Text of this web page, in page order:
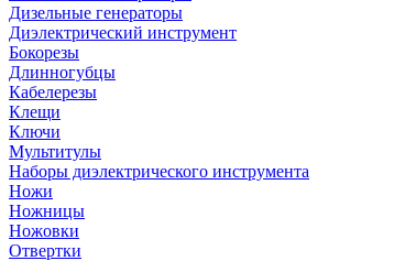
Дизельные генераторы
Диэлектрический инструмент
Бокорезы
Длинногубцы
Кабелерезы
Клещи
Ключи
Мультитулы
Наборы диэлектрического инструмента
Ножи
Ножницы
Ножовки
Отвертки